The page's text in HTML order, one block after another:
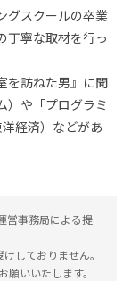
グスクールの卒業
丁寧な取材を行っ
を訪ねた男』に聞
）や「プログラミ
経済）などがあ
営事務局による提
しておりません。
願いいたします。